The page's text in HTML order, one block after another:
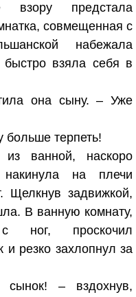
взору предстала
совмещенная с
набежала
взяла себя в
она сыну. – Уже
терпеть!
ванной, наскоро
на плечи
Щелкнув задвижкой,
В ванную комнату,
проскочил
и резко захлопнул за
– вздохнув,